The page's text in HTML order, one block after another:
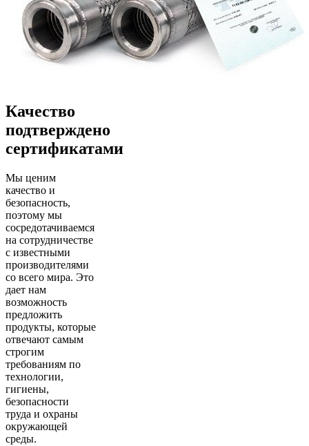
Качество
подтверждено
сертификатами
Мы ценим
качество и
безопасность,
поэтому мы
сосредотачиваемся
на сотрудничестве
с известными
производителями
со всего мира. Это
дает нам
возможность
предложить
продукты, которые
отвечают самым
строгим
требованиям по
технологии,
гигиены,
безопасности
труда и охраны
окружающей
среды.